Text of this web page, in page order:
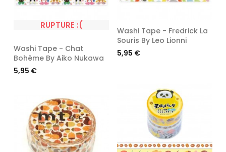
RUPTURE :(
Washi Tape - Chat
Bohème By Aiko Nukawa
Prix
5,95 €
Washi Tape - Fredrick La
Souris By Leo Lionni
Prix
5,95 €